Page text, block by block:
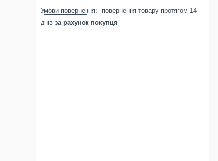
повернення товару протягом 14
днів за рахунок покупця